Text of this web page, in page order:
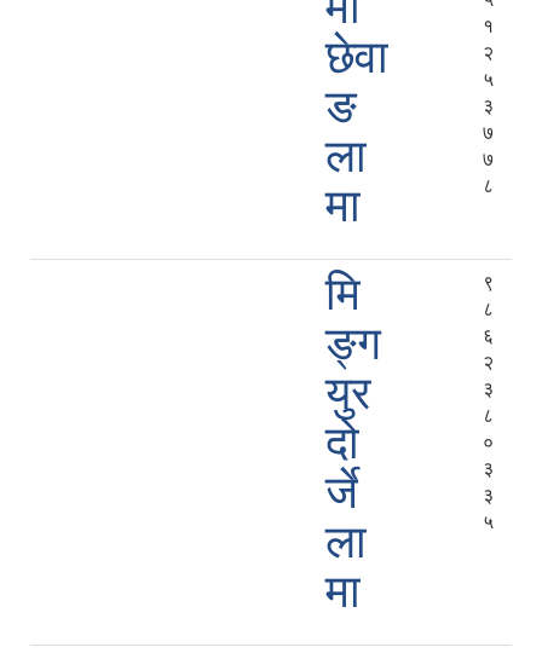
छेवा
ङ
ला
मा
१
२
५
३
७
७
८
मि
ङ्ग
युर
दो
र्जे
ला
मा
९
८
६
२
३
८
०
३
३
५